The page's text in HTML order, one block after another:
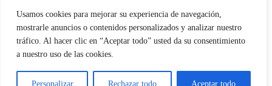
Usamos cookies para mejorar su experiencia de navegación,
mostrarle anuncios o contenidos personalizados y analizar nuestro
tráfico. Al hacer clic en “Aceptar todo” usted da su consentimiento
a nuestro uso de las cookies.
Personalizar Rechazar todo Aceptar todo